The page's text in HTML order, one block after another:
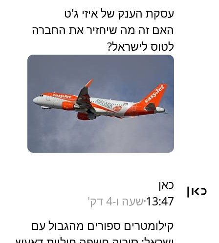
עסקת הענק של איזי ג'ט
האם זה מה שיחזיר את החברה
לטוס לישראל?
כאן
13:47 שעה ו-4 דק'
קילומטרים ספורים מהגבול עם